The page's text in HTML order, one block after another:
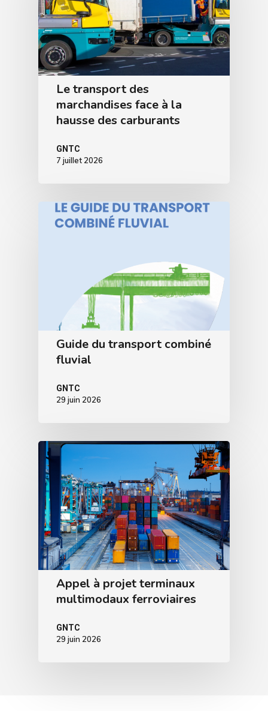
Le transport des
marchandises face à la
hausse des carburants
GNTC
7 juillet 2026
Guide du transport combiné
fluvial
GNTC
29 juin 2026
Appel à projet terminaux
multimodaux ferroviaires
GNTC
29 juin 2026